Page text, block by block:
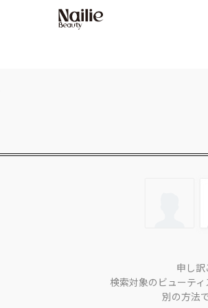
申し訳
検索対象のビューティ
別の方法